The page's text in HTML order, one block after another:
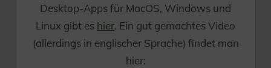
Desktop-Apps für MacOS, Windows und
Linux gibt es hier. Ein gut gemachtes Video
(allerdings in englischer Sprache) findet man
hier: